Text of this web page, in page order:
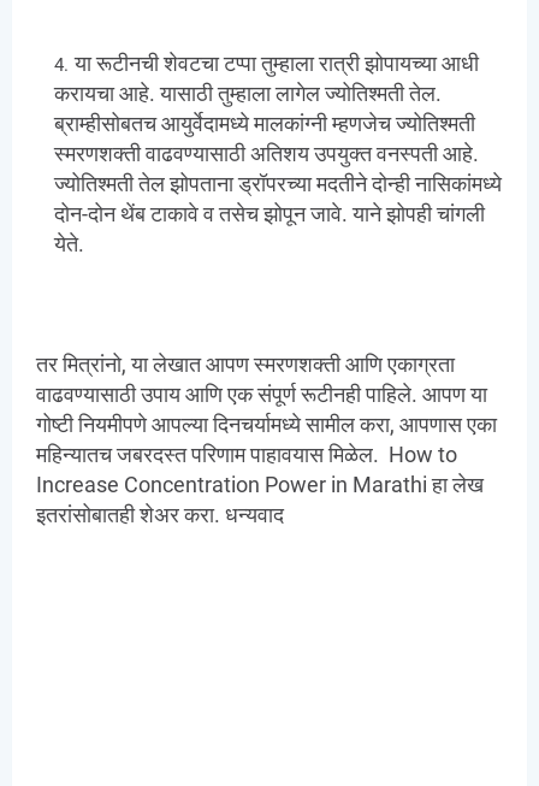
या रूटीनची शेवटचा टप्पा तुम्हाला रात्री झोपायच्या आधी
करायचा आहे. यासाठी तुम्हाला लागेल ज्योतिश्मती तेल.
ब्राम्हीसोबतच आयुर्वेदामध्ये मालकांग्नी म्हणजेच ज्योतिश्मती
स्मरणशक्ती वाढवण्यासाठी अतिशय उपयुक्त वनस्पती आहे.
ज्योतिश्मती तेल झोपताना ड्रॉपरच्या मदतीने दोन्ही नासिकांमध्ये
दोन-दोन थेंब टाकावे व तसेच झोपून जावे. याने झोपही चांगली
येते.
तर मित्रांनो, या लेखात आपण स्मरणशक्ती आणि एकाग्रता
वाढवण्यासाठी उपाय आणि एक संपूर्ण रूटीनही पाहिले. आपण या
गोष्टी नियमीपणे आपल्या दिनचर्यामध्ये सामील करा, आपणास एका
महिन्यातच जबरदस्त परिणाम पाहावयास मिळेल. How to
Increase Concentration Power in Marathi हा लेख
इतरांसोबातही शेअर करा. धन्यवाद